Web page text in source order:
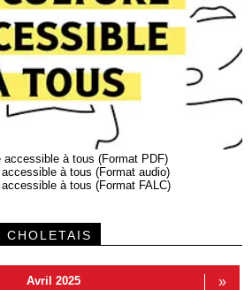
accessible à tous (Format PDF)
accessible à tous (Format audio)
accessible à tous (Format FALC)
CHOLETAIS
Avril 2025 »